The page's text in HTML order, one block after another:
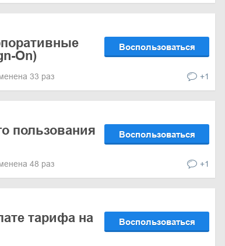
On)
Воспользоваться
33 раз +1
пользования
Воспользоваться
48 раз +1
тарифа на
Воспользоваться